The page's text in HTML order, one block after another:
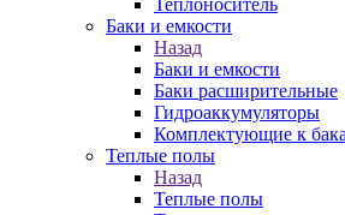
Теплоноситель
Баки и емкости
Назад
Баки и емкости
Баки расширительные
Гидроаккумуляторы
Комплектующие к
Теплые полы
Назад
Теплые полы